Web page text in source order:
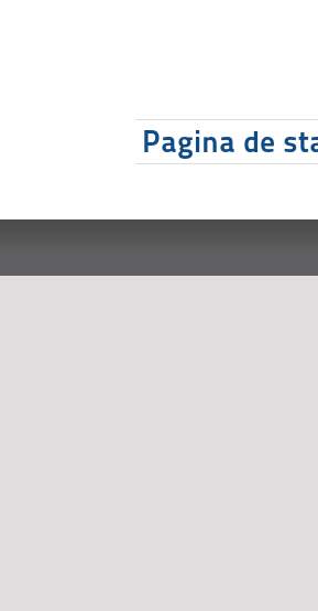
Pagina de